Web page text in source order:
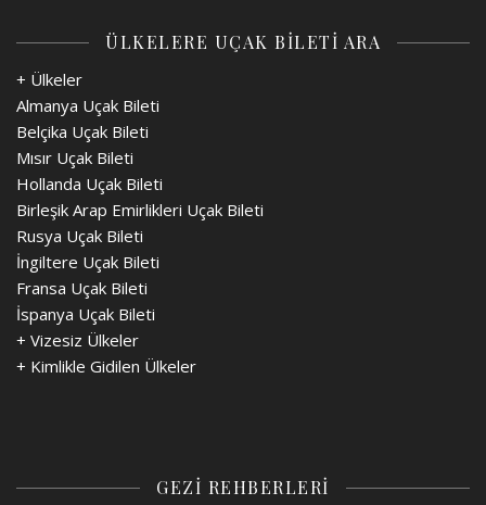
ÜLKELERE UÇAK BİLETİ ARA
+ Ülkeler
Almanya Uçak Bileti
Belçika Uçak Bileti
Mısır Uçak Bileti
Hollanda Uçak Bileti
Birleşik Arap Emirlikleri Uçak Bileti
Rusya Uçak Bileti
İngiltere Uçak Bileti
Fransa Uçak Bileti
İspanya Uçak Bileti
+ Vizesiz Ülkeler
+ Kimlikle Gidilen Ülkeler
GEZİ REHBERLERİ